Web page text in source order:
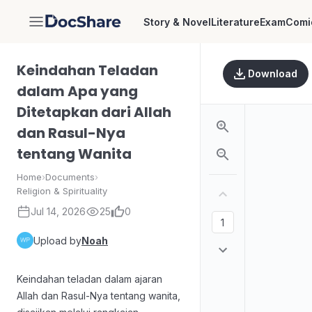
DocShare Story & NovelLiteratureExam
Keindahan Teladan
dalam Apa yang
Ditetapkan dari Allah
dan Rasul-Nya
tentang Wanita
Home›Documents›
Religion & Spirituality
Jul 14, 2026 25 0
Upload byNoah
Keindahan teladan dalam ajaran
Allah dan Rasul-Nya tentang wanita,
Download